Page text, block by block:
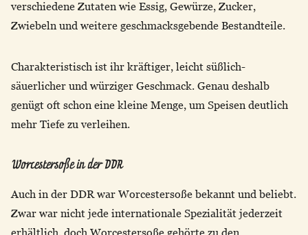
verschiedene Zutaten wie Essig, Gewürze, Zucker,
Zwiebeln und weitere geschmacksgebende Bestandteile.
Charakteristisch ist ihr kräftiger, leicht süßlich-
säuerlicher und würziger Geschmack. Genau deshalb
genügt oft schon eine kleine Menge, um Speisen deutlich
mehr Tiefe zu verleihen.
Worcestersoße in der DDR
Auch in der DDR war Worcestersoße bekannt und beliebt.
Zwar war nicht jede internationale Spezialität jederzeit
erhältlich, doch Worcestersoße gehörte zu den